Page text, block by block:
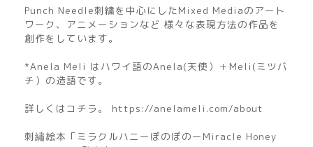
Punch Needle刺繍を中心にしたMixed Mediaのアート
ワーク、アニメーションなど 様々な表現方法の作品を
創作をしています。
*Anela Meli はハワイ語のAnela(天使）＋Meli(ミツバ
チ）の造語です。
詳しくはコチラ。 https://anelameli.com/about
刺繡絵本「ミラクルハニーぽのぽのーMiracle Honey